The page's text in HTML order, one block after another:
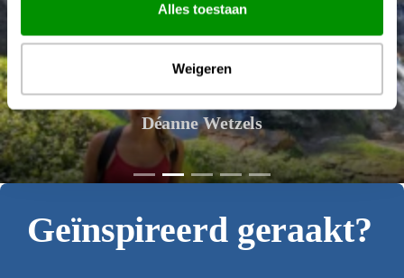
Alles toestaan
Weigeren
Déanne Wetzels
Geïnspireerd geraakt?